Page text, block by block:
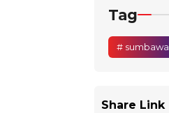
Tag
# sumbawa
Share Link